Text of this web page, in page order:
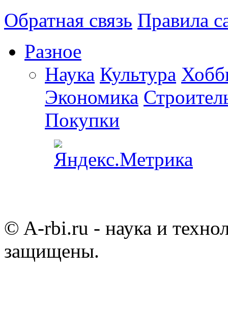
Обратная связь Правила
Разное
Наука Культура
Экономика
Покупки
© A-rbi.ru - наука и
защищены.